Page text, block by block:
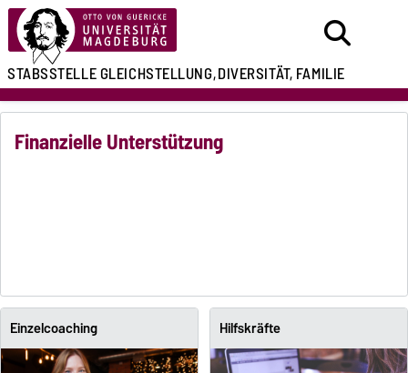
STABSSTELLEGLEICHSTELLUNG,DIVERSITÄT, FAMILIE
Finanzielle Unterstützung
Einzelcoaching Hilfskräfte